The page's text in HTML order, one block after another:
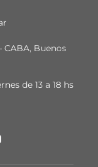
Buenos